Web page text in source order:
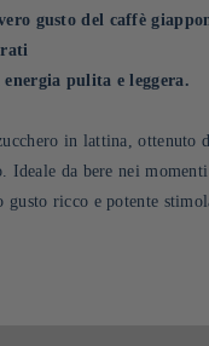
gusto del caffè
pulita e leggera.
in lattina, ottenuto
Ideale da bere nei
gusto ricco e potente